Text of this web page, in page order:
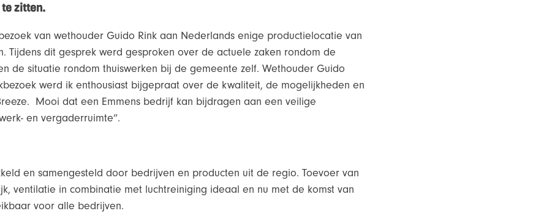
zitten.
van wethouder Guido Rink aan Nederlands enige productielocatie van
Tijdens dit gesprek werd gesproken over de actuele zaken rondom de
de situatie rondom thuiswerken bij de gemeente zelf. Wethouder Guido
werd ik enthousiast bijgepraat over de kwaliteit, de mogelijkheden en
Mooi dat een Emmens bedrijf kan bijdragen aan een veilige
en vergaderruimte”.
en samengesteld door bedrijven en producten uit de regio. Toevoer van
ventilatie in combinatie met luchtreiniging ideaal en nu met de komst van
voor alle bedrijven.